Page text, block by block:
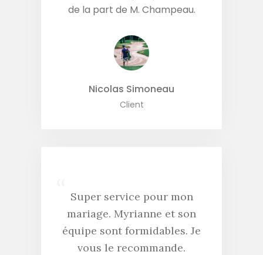
de la part de M. Champeau.
Nicolas Simoneau
Client
Super service pour mon
mariage. Myrianne et son
équipe sont formidables. Je
vous le recommande.